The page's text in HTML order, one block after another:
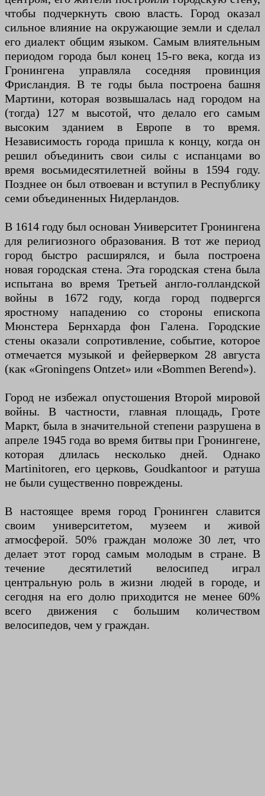
чтобы подчеркнуть свою власть. Город оказал
сильное влияние на окружающие земли и сделал
его диалект общим языком. Самым влиятельным
периодом города был конец 15-го века, когда из
Гронингена управляла соседняя провинция
Фрисландия. В те годы была построена башня
Мартини, которая возвышалась над городом на
(тогда) 127 м высотой, что делало его самым
высоким зданием в Европе в то время.
Независимость города пришла к концу, когда он
решил объединить свои силы с испанцами во
время восьмидесятилетней войны в 1594 году.
Позднее он был отвоеван и вступил в Республику
семи объединенных Нидерландов.
В 1614 году был основан Университет Гронингена
для религиозного образования. В тот же период
город быстро расширялся, и была построена
новая городская стена. Эта городская стена была
испытана во время Третьей англо-голландской
войны в 1672 году, когда город подвергся
яростному нападению со стороны епископа
Мюнстера Бернхарда фон Галена. Городские
стены оказали сопротивление, событие, которое
отмечается музыкой и фейерверком 28 августа
(как «Groningens Ontzet» или «Bommen Berend»).
Город не избежал опустошения Второй мировой
войны. В частности, главная площадь, Гроте
Маркт, была в значительной степени разрушена в
апреле 1945 года во время битвы при Гронингене,
которая длилась несколько дней. Однако
Martinitoren, его церковь, Goudkantoor и ратуша
не были существенно повреждены.
В настоящее время город Гронинген славится
своим университетом, музеем и живой
атмосферой. 50% граждан моложе 30 лет, что
делает этот город самым молодым в стране. В
течение десятилетий велосипед играл
центральную роль в жизни людей в городе, и
сегодня на его долю приходится не менее 60%
всего движения с большим количеством
велосипедов, чем у граждан.